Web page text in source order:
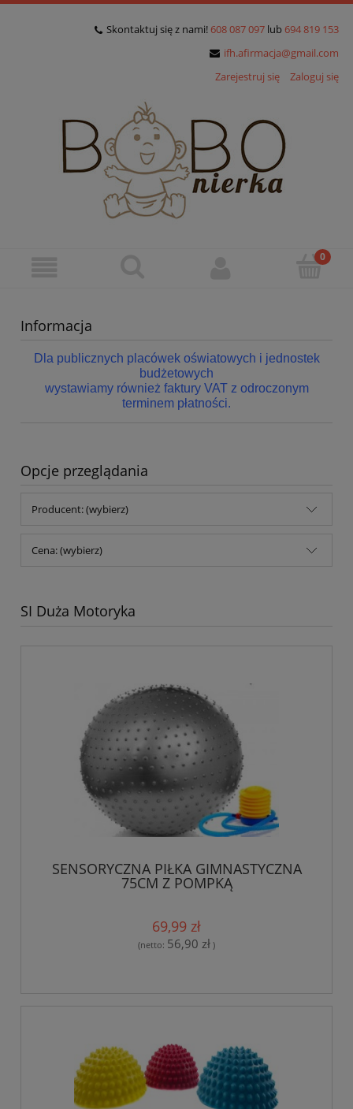
Skontaktuj się z nami! 608 087 097 lub 694 819 153
ifh.afirmacja@gmail.com
Zarejestruj się
Zaloguj się
Informacja
Dla publicznych placówek oświatowych i jednostek
budżetowych
wystawiamy również faktury VAT z odroczonym
terminem płatności.
Opcje przeglądania
Producent: (wybierz)
Cena: (wybierz)
SI Duża Motoryka
SENSORYCZNA PIŁKA GIMNASTYCZNA
75CM Z POMPKĄ
69,99 zł
(netto: 56,90 zł )